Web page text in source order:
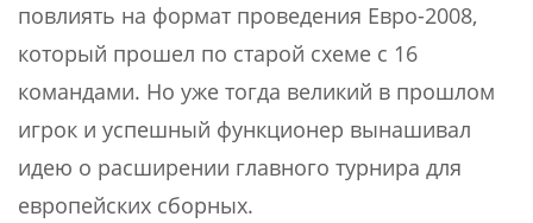
повлиять на формат проведения Евро-2008,
который прошел по старой схеме с 16
командами. Но уже тогда великий в прошлом
игрок и успешный функционер вынашивал
идею о расширении главного турнира для
европейских сборных.